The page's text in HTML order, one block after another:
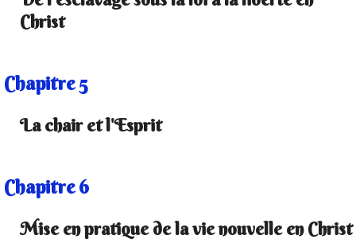
Christ
Chapitre 5
La chair et l'Esprit
Chapitre 6
Mise en pratique de la vie nouvelle en Christ